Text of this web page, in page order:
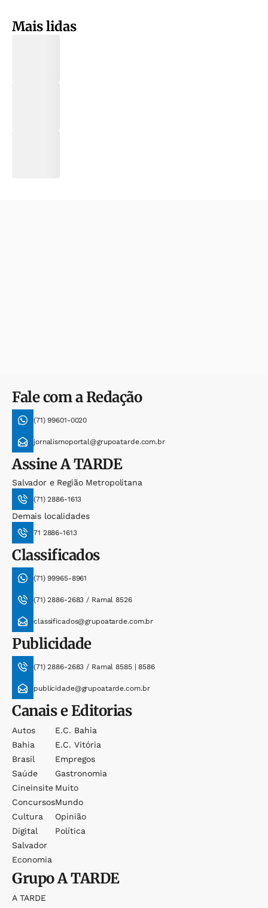
Mais lidas
Fale com a Redação
(71) 99601-0020
jornalismoportal@grupoatarde.com.br
AssineA TARDE
Salvador e Região Metropolitana
(71) 2886-1613
Demais localidades
71 2886-1613
Classificados
(71) 99965-8961
(71) 2886-2683 / Ramal 8526
classificados@grupoatarde.com.br
Publicidade
(71) 2886-2683 / Ramal 8585 | 8586
publicidade@grupoatarde.com.br
Canais e Editorias
Autos
Bahia
Brasil
Saúde
Cineinsite
Concursos
Cultura
Digital
Salvador
Economia
E.c. Bahia
E.c. Vitória
Empregos
Gastronomia
Muito
Mundo
Opinião
Política
GrupoA TARDE
A TARDE